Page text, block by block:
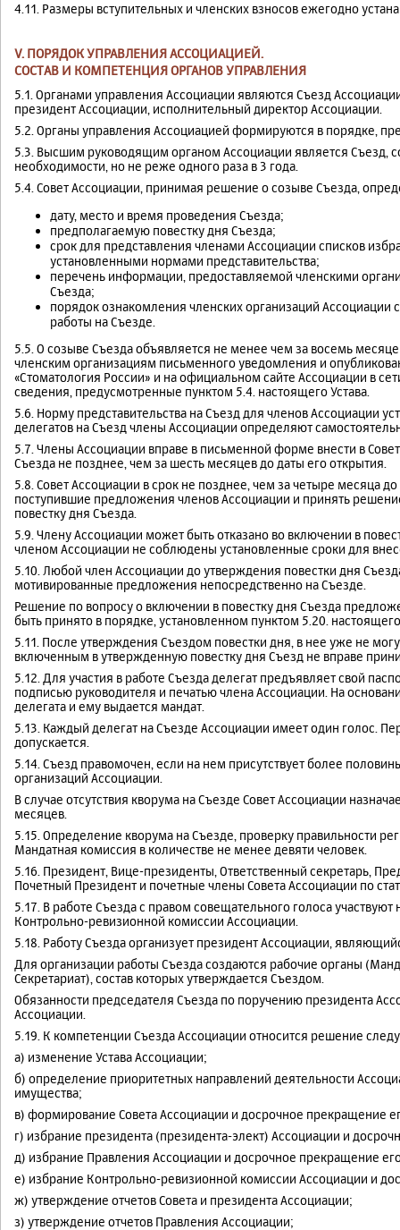
4.11. Размеры вступительных и членских взносов ежегодно
V. ПОРЯДОК УПРАВЛЕНИЯ АССОЦИАЦИЕЙ.
СОСТАВ И КОМПЕТЕНЦИЯ ОРГАНОВ УПРАВЛЕНИЯ
5.1. Органами управления Ассоциации являются Съезд
президент Ассоциации, исполнительный директор Ассоциации.
5.2. Органы управления Ассоциацией формируются в порядке,
5.3. Высшим руководящим органом Ассоциации является Съезд,
необходимости, но не реже одного раза в 3 года.
5.4. Совет Ассоциации, принимая решение о созыве Съезда,
дату, место и время проведения Съезда;
предполагаемую повестку дня Съезда;
срок для представления членами Ассоциации списков
установленными нормами представительства;
перечень информации, предоставляемой членскими
Съезда;
порядок ознакомления членских организаций
работы на Съезде.
5.5. О созыве Съезда объявляется не менее чем за восемь
членским организациям письменного уведомления и
«Стоматология России» и на официальном сайте Ассоциации в
сведения, предусмотренные пунктом 5.4. настоящего Устава.
5.6. Норму представительства на Съезд для членов Ассоциации
делегатов на Съезд члены Ассоциации определяют
5.7. Члены Ассоциации вправе в письменной форме внести в
Съезда не позднее, чем за шесть месяцев до даты его открытия.
5.8. Совет Ассоциации в срок не позднее, чем за четыре месяца
поступившие предложения членов Ассоциации и принять
повестку дня Съезда.
5.9. Члену Ассоциации может быть отказано во включении в
членом Ассоциации не соблюдены установленные сроки для
5.10. Любой член Ассоциации до утверждения повестки дня
мотивированные предложения непосредственно на Съезде.
Решение по вопросу о включении в повестку дня Съезда
быть принято в порядке, установленном пунктом 5.20. настоящего
5.11. После утверждения Съездом повестки дня, в нее уже не
включенным в утвержденную повестку дня Съезд не вправе
5.12. Для участия в работе Съезда делегат предъявляет свой
подписью руководителя и печатью члена Ассоциации. На
делегата и ему выдается мандат.
5.13. Каждый делегат на Съезде Ассоциации имеет один голос.
допускается.
5.14. Съезд правомочен, если на нем присутствует более
организаций Ассоциации.
В случае отсутствия кворума на Съезде Совет Ассоциации
месяцев.
5.15. Определение кворума на Съезде, проверку правильности
Мандатная комиссия в количестве не менее девяти человек.
5.16. Президент, Вице-президенты, Ответственный секретарь,
Почетный Президент и почетные члены Совета Ассоциации по
5.17. В работе Съезда с правом совещательного голоса
Контрольно-ревизионной комиссии Ассоциации.
5.18. Работу Съезда организует президент Ассоциации,
Для организации работы Съезда создаются рабочие органы
Секретариат), состав которых утверждается Съездом.
Обязанности председателя Съезда по поручению президента
Ассоциации.
5.19. К компетенции Съезда Ассоциации относится решение
а) изменение Устава Ассоциации;
б) определение приоритетных направлений деятельности
имущества;
в) формирование Совета Ассоциации и досрочное прекращение
г) избрание президента (президента-элект) Ассоциации и
д) избрание Правления Ассоциации и досрочное прекращение
е) избрание Контрольно-ревизионной комиссии Ассоциации и
ж) утверждение отчетов Совета и президента Ассоциации;
з) утверждение отчетов Правления Ассоциации;